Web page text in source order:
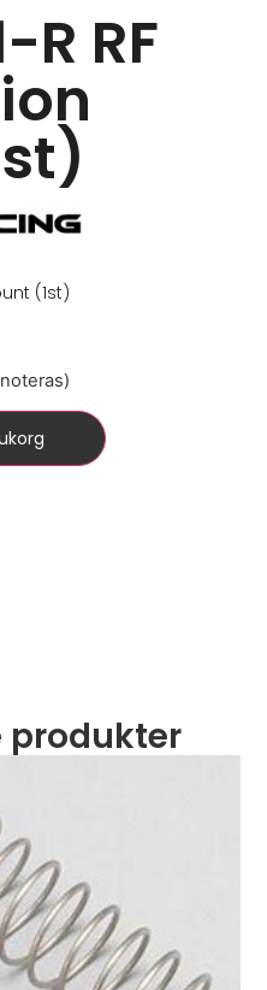
R RF
(1st)
produkter